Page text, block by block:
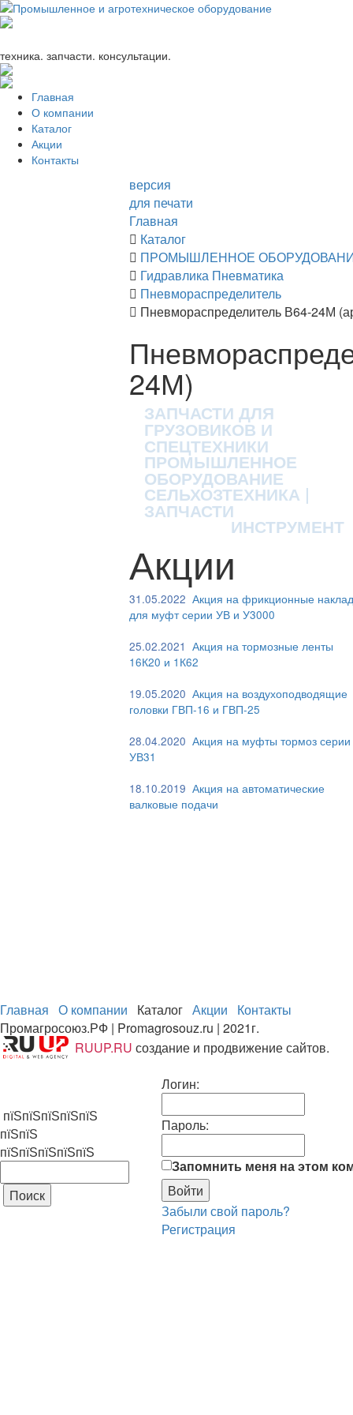
техника. запчасти. консультации.
Главная
О компании
Каталог
Акции
Контакты
версия
для печати
Главная
Каталог
ПРОМЫШЛЕННОЕ
Гидравлика Пневматика
Пневмораспределитель
Пневмораспределитель В64-24М
24М)
ЗАПЧАСТИ ДЛЯ
ГРУЗОВИКОВ И
СПЕЦТЕХНИКИ
ПРОМЫШЛЕННОЕ
ОБОРУДОВАНИЕ
СЕЛЬХОЗТЕХНИКА |
ЗАПЧАСТИ
ИНСТРУМЕНТ
Акции
31.05.2022 Акция на фрикционные
для муфт серии УВ и У3000
25.02.2021 Акция на тормозные ленты
16К20 и 1К62
19.05.2020 Акция на воздухоподводящие
головки ГВП-16 и ГВП-25
28.04.2020 Акция на муфты тормоз серии
УВ31
18.10.2019 Акция на автоматические
валковые подачи
Главная О компании Каталог Акции
Контакты
Промагросоюз.РФ | Promagrosouz.ru | 2021г.
RUUP.RU создание и продвижение сайтов.
пїЅпїЅпїЅпїЅпїЅ
пїЅпїЅ
пїЅпїЅпїЅпїЅпїЅ
Логин:
Пароль:
Запомнить меня на этом
Забыли свой пароль?
Регистрация